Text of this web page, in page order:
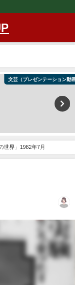
芸（プレゼンテーション動画）
世界」1982年7月